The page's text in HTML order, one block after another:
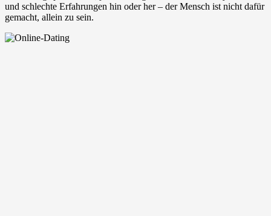
und schlechte Erfahrungen hin oder her – der Mensch ist nicht dafür
gemacht, allein zu sein.